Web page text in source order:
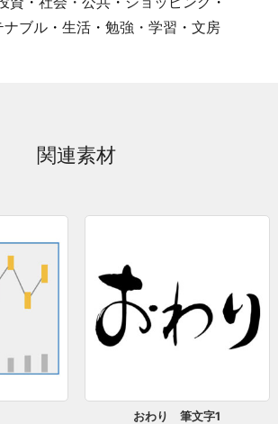
ナブル・ 生活・ 勉強・学習 ・ 文房
関連素材
おわり 筆文字1